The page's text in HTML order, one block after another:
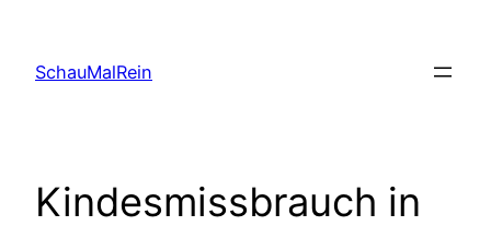
content
SchauMalRein
Kindesmissbrauch in